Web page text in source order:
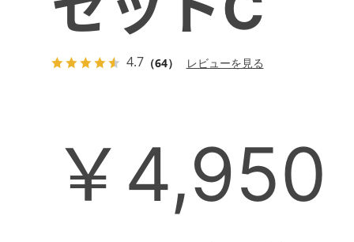
4.7（64） レビューを見る
￥4,950